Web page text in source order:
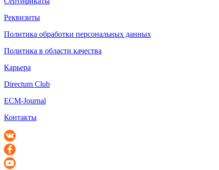
Реквизиты
Политика обработки персональных данных
Политика в области качества
Карьера
Directum Club
ECM-Journal
Контакты